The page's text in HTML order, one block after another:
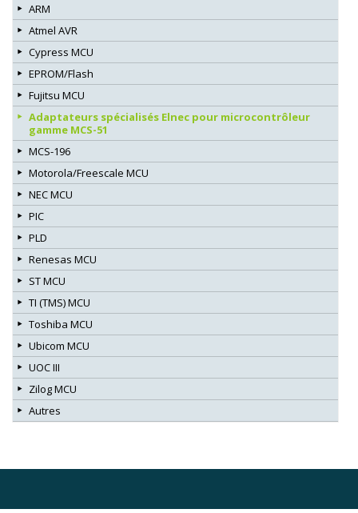
ARM
Atmel AVR
Cypress MCU
EPROM/Flash
Fujitsu MCU
Adaptateurs spécialisés Elnec pour microcontrôleur
gamme MCS-51
MCS-196
Motorola/Freescale MCU
NEC MCU
PIC
PLD
Renesas MCU
ST MCU
TI (TMS) MCU
Toshiba MCU
Ubicom MCU
UOC III
Zilog MCU
Autres